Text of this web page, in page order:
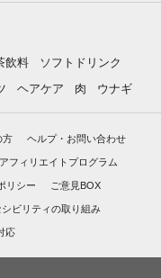
飲料
ソフトドリンク
ヘアケア 肉 ウナギ
方 ヘルプ・お問い合わせ
アフィリエイトプログラム
リシー ご意見BOX
ビリティの取り組み
応